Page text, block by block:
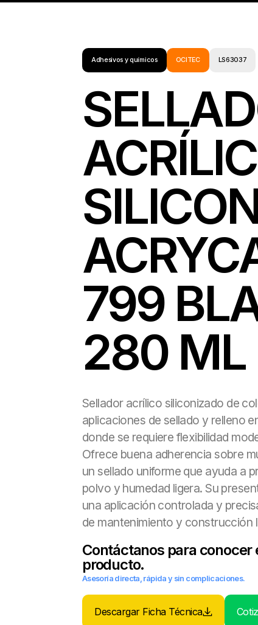
Adhesivos y químicos OCITEC LS63037
799
280 ML
Sellador acrílico siliconizado de
aplicaciones de sellado y relleno
donde se requiere flexibilidad
Ofrece buena adherencia sobre
un sellado uniforme que ayuda a
polvo y humedad ligera. Su
una aplicación controlada y
de mantenimiento y construcción
Contáctanos para conocer
producto.
Asesoría directa, rápida y sin complicaciones.
Descargar Ficha Técnica